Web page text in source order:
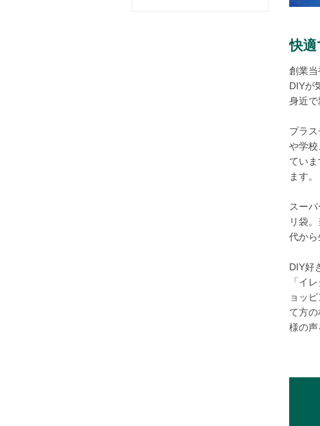
快適
創業当
DIYが
身近で
プラ
や学
てい
ます。
スー
リ袋
代から
DIY好
「イ
ョッ
て方
様の声